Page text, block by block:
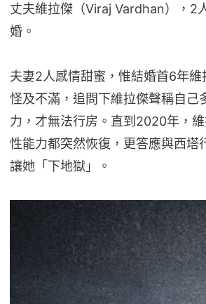
丈夫維拉傑（Viraj Vardhan），2
婚。
夫妻2人感情甜蜜，惟結婚首6年
怪及不滿，追問下維拉傑聲稱自己
力，才無法行房。直到2020年，
性能力都突然恢復，更答應與西塔
讓她「下地獄」。